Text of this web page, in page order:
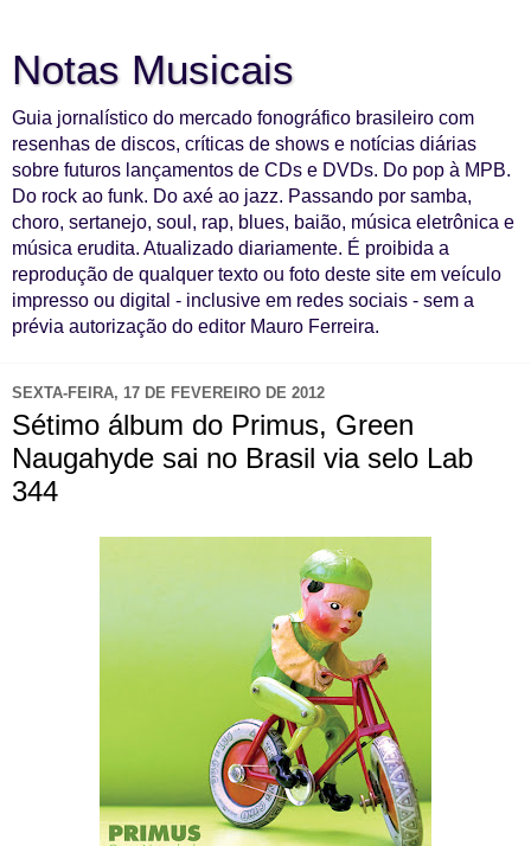
Notas Musicais
Guia jornalístico do mercado fonográfico brasileiro com
resenhas de discos, críticas de shows e notícias diárias
sobre futuros lançamentos de CDs e DVDs. Do pop à MPB.
Do rock ao funk. Do axé ao jazz. Passando por samba,
choro, sertanejo, soul, rap, blues, baião, música eletrônica e
música erudita. Atualizado diariamente. É proibida a
reprodução de qualquer texto ou foto deste site em veículo
impresso ou digital - inclusive em redes sociais - sem a
prévia autorização do editor Mauro Ferreira.
SEXTA-FEIRA, 17 DE FEVEREIRO DE 2012
Sétimo álbum do Primus, Green
Naugahyde sai no Brasil via selo Lab
344